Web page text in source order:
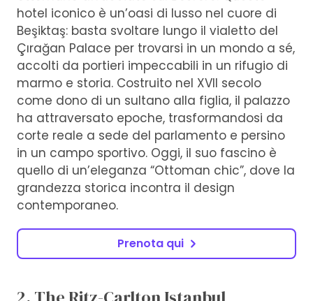
hotel iconico è un’oasi di lusso nel cuore di
Beşiktaş: basta svoltare lungo il vialetto del
Çırağan Palace per trovarsi in un mondo a sé,
accolti da portieri impeccabili in un rifugio di
marmo e storia. Costruito nel XVII secolo
come dono di un sultano alla figlia, il palazzo
ha attraversato epoche, trasformandosi da
corte reale a sede del parlamento e persino
in un campo sportivo. Oggi, il suo fascino è
quello di un’eleganza “Ottoman chic”, dove la
grandezza storica incontra il design
contemporaneo.
Prenota qui